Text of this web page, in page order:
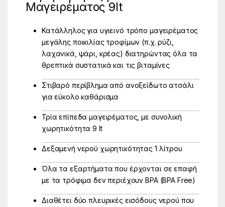
Μαγειρέματος 9lt
Κατάλληλος για υγιεινό τρόπο μαγειρέματος
μεγάλης ποικιλίας τροφίμων (π.χ. ρύζι,
λαχανικά, ψάρι, κρέας) διατηρώντας όλα τα
θρεπτικά συστατικά και τις βιταμίνες
Στιβαρό περίβλημα από ανοξείδωτο ατσάλι
για εύκολο καθάρισμα
Τρία επίπεδα μαγειρέματος, με συνολική
χωρητικότητα 9 lt
Δεξαμενή νερού χωρητικότητας 1 λίτρου
Όλα τα εξαρτήματα που έρχονται σε επαφή
με τα τρόφιμα δεν περιέχουν BPA (BPA Free)
Διαθέτει δύο πλευρικές εισόδους νερού που